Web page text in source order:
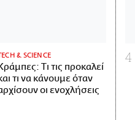
& SCIENCE
Κράμπες: Τι τις προκαλεί
τι να κάνουμε όταν
οι ενοχλήσεις